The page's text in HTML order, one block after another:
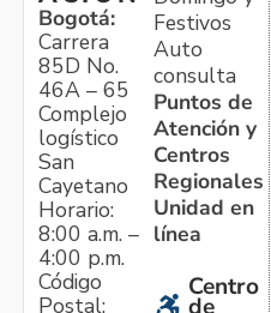
Bogotá:
Carrera
85D No.
46A – 65
Complejo
logístico
San
Cayetano
Horario:
8:00 a.m. –
4:00 p.m.
Código
Postal:
Festivos
Auto
consulta
Puntos de
Atención y
Centros
Regionales
Unidad en
línea
Centro